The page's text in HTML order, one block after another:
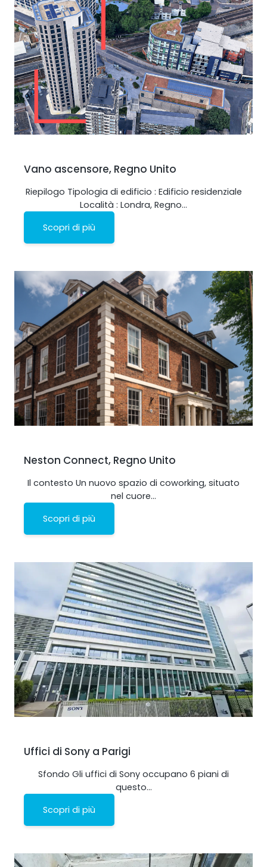
Vano ascensore, Regno Unito
Riepilogo Tipologia di edificio : Edificio residenziale
Località : Londra, Regno…
Scopri di più
Neston Connect, Regno Unito
Il contesto Un nuovo spazio di coworking, situato
nel cuore…
Scopri di più
Uffici di Sony a Parigi
Sfondo Gli uffici di Sony occupano 6 piani di
questo…
Scopri di più